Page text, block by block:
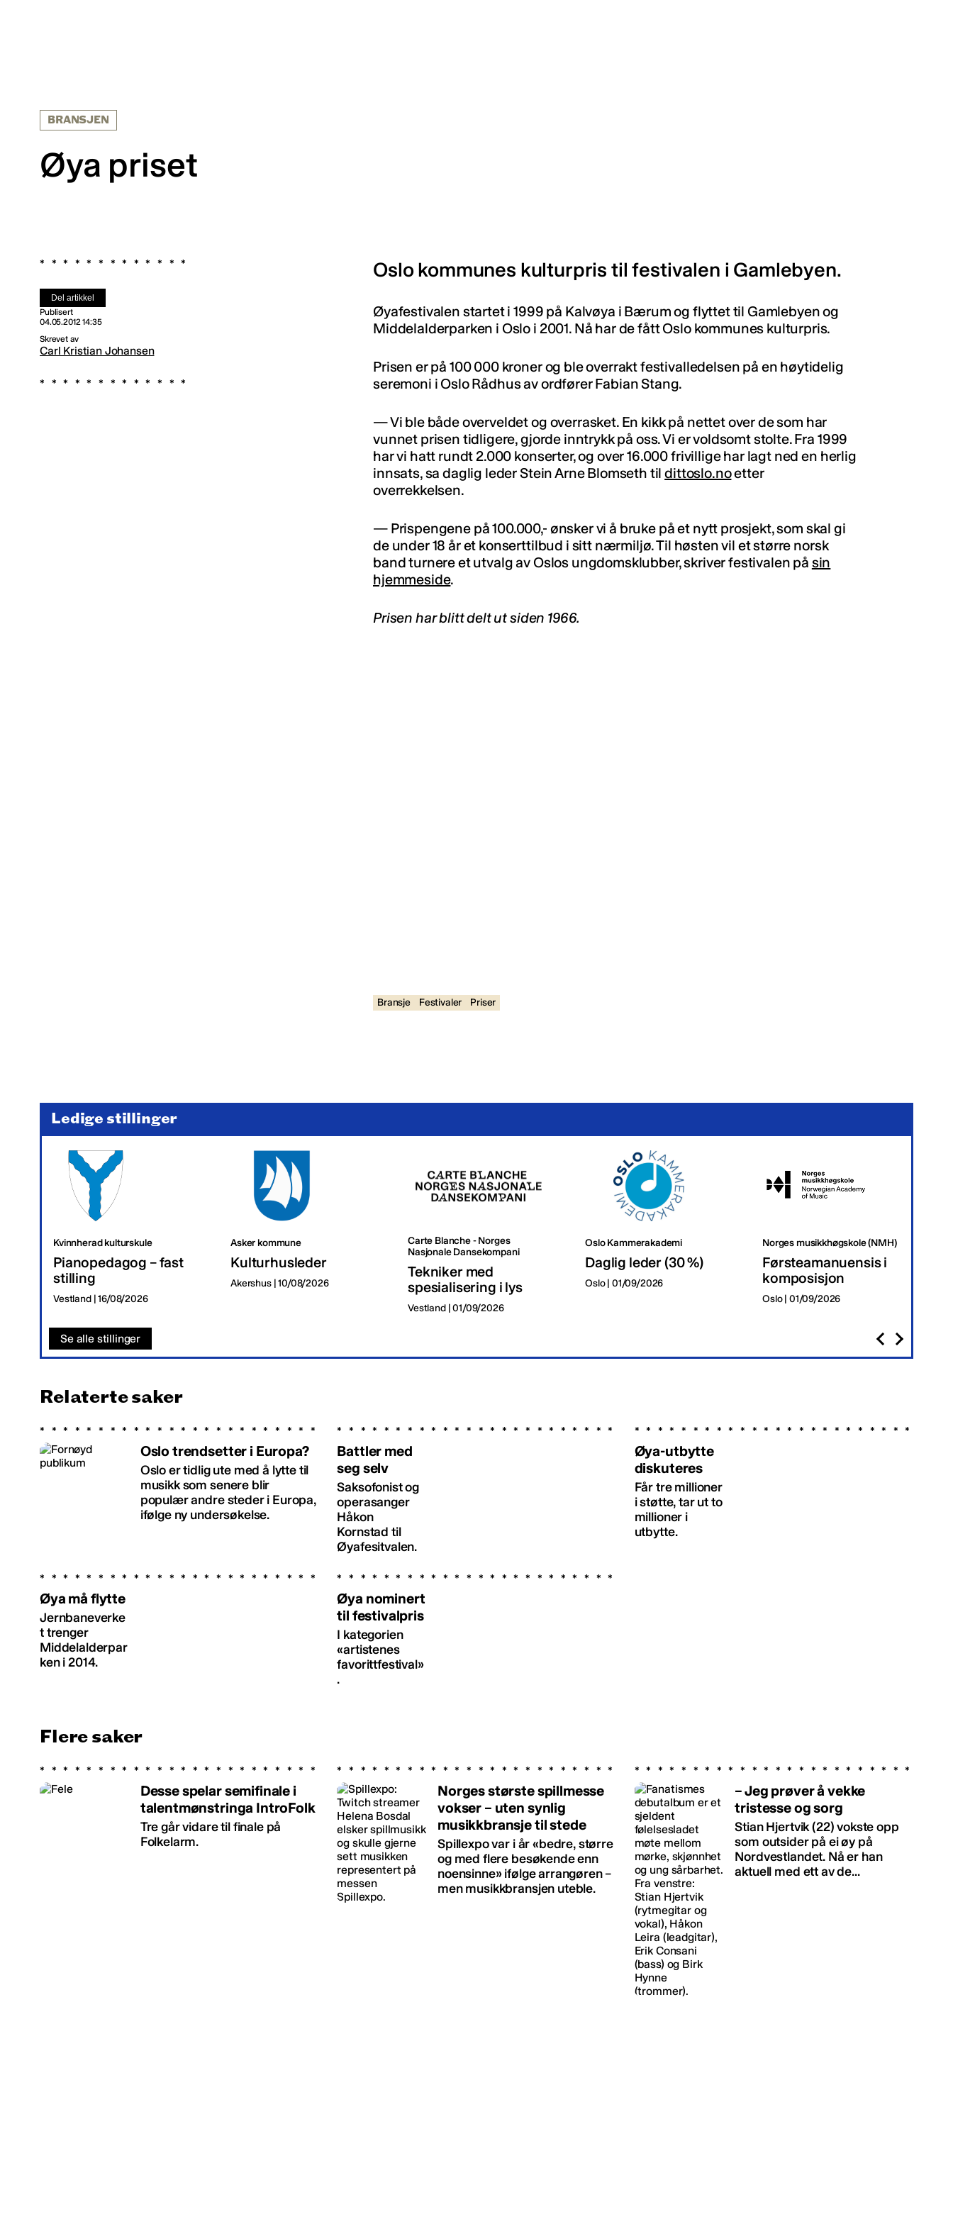
BRANSJEN
Øya priset
Del artikkel
Publisert
04.05.2012 14:35
Skrevet av
Carl Kristian Johansen
Oslo kommunes kulturpris til festivalen i Gamlebyen.
Øyafestivalen startet i 1999 på Kalvøya i Bærum og flyttet til Gamlebyen og
Middelalderparken i Oslo i 2001. Nå har de fått Oslo kommunes kulturpris.
Prisen er på 100 000 kroner og ble overrakt festivalledelsen på en høytidelig
seremoni i Oslo Rådhus av ordfører Fabian Stang.
— Vi ble både overveldet og overrasket. En kikk på nettet over de som har
vunnet prisen tidligere, gjorde inntrykk på oss. Vi er voldsomt stolte. Fra 1999
har vi hatt rundt 2.000 konserter, og over 16.000 frivillige har lagt ned en herlig
innsats, sa daglig leder Stein Arne Blomseth tildittoslo.noetter
overrekkelsen.
— Prispengene på 100.000,- ønsker vi å bruke på et nytt prosjekt, som skal gi
de under 18 år et konserttilbud i sitt nærmiljø. Til høsten vil et større norsk
band turnere et utvalg av Oslos ungdomsklubber, skriver festivalen på sin
hjemmeside.
Prisen har blitt delt ut siden 1966.
Bransje Festivaler Priser
Ledige stillinger
Kvinnherad kulturskule
Pianopedagog – fast
stilling
Vestland | 16/08/2026
Asker kommune
Kulturhusleder
Akershus | 10/08/2026
Carte Blanche - Norges
Nasjonale Dansekompani
Tekniker med
spesialisering i lys
Vestland | 01/09/2026
Oslo Kammerakademi
Daglig leder (30 %)
Oslo | 01/09/2026
Norges musikkhøgskole (NMH)
Førsteamanuensis i
komposisjon
Oslo | 01/09/2026
Se alle stillinger
Relaterte saker
Oslo trendsetter i Europa?
Oslo er tidlig ute med å lytte til
musikk som senere blir
populær andre steder i Europa,
ifølge ny undersøkelse.
Battler med
seg selv
Saksofonist og
operasanger
Håkon
Kornstad til
Øyafesitvalen.
Øya-utbytte
diskuteres
Får tre millioner
i støtte, tar ut to
millioner i
utbytte.
Øya må flytte
Jernbaneverke
t trenger
Middelalderpar
ken i 2014.
Øya nominert
til festivalpris
I kategorien
«artistenes
favorittfestival»
.
Flere saker
Desse spelar semifinale i
talentmønstringa IntroFolk
Tre går vidare til finale på
Folkelarm.
Norges største spillmesse
vokser – uten synlig
musikkbransje til stede
Spillexpo var i år «bedre, større
og med flere besøkende enn
noensinne» ifølge arrangøren –
men musikkbransjen uteble.
– Jeg prøver å vekke
tristesse og sorg
Stian Hjertvik (22) vokste opp
som outsider på ei øy på
Nordvestlandet. Nå er han
aktuell med ett av de...